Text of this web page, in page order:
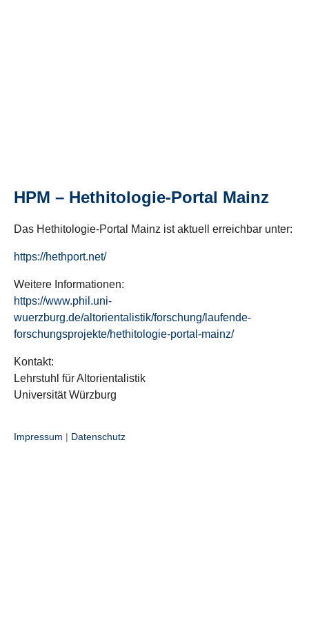
HPM – Hethitologie-Portal Mainz
Das Hethitologie-Portal Mainz ist aktuell erreichbar unter:
https://hethport.net/
Weitere Informationen:
https://www.phil.uni-
wuerzburg.de/altorientalistik/forschung/laufende-
forschungsprojekte/hethitologie-portal-mainz/
Kontakt:
Lehrstuhl für Altorientalistik
Universität Würzburg
Impressum | Datenschutz